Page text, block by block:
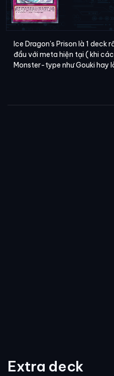
Ice Dragon's Prison là 1 deck
đầu với meta hiện tại ( khi
Monster-type như Gouki hay
Extra deck